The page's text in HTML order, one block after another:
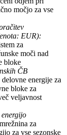
močjo za vse
EUR):
za
moči nad
bloke
ČB
energije za
bloke za
veljavnost
energijo
za
za vse sezonske